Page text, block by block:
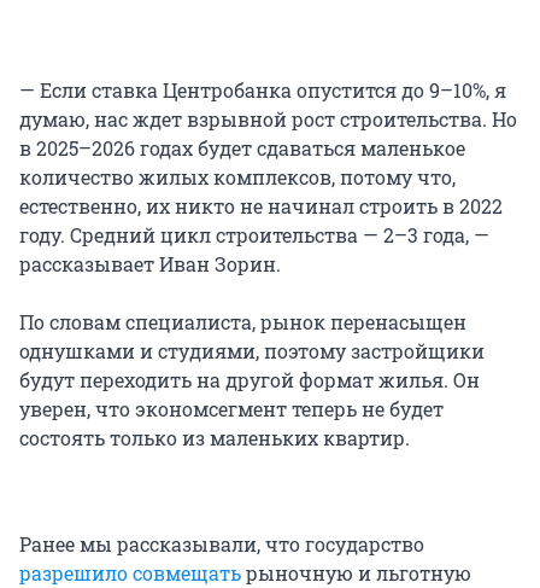
— Если ставка Центробанка опустится до 9–10%, я
думаю, нас ждет взрывной рост строительства. Но
в 2025–2026 годах будет сдаваться маленькое
количество жилых комплексов, потому что,
естественно, их никто не начинал строить в 2022
году. Средний цикл строительства — 2–3 года, —
рассказывает Иван Зорин.
По словам специалиста, рынок перенасыщен
однушками и студиями, поэтому застройщики
будут переходить на другой формат жилья. Он
уверен, что экономсегмент теперь не будет
состоять только из маленьких квартир.
Ранее мы рассказывали, что государство
разрешило совмещатьрыночную и льготную